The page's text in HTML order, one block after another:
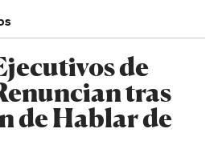
de
tras
de Hablar de